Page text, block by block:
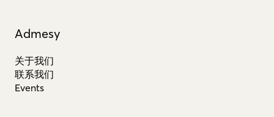
Admesy
关于我们
联系我们
Events